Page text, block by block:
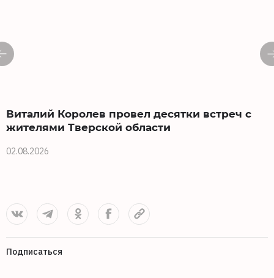
Виталий Королев провел десятки встреч с
жителями Тверской области
02.08.2026
Подписаться